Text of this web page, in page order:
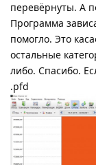
перевёрнуты. А
Программа
помогло. Это
остальные
либо. Спасибо.
.pfd